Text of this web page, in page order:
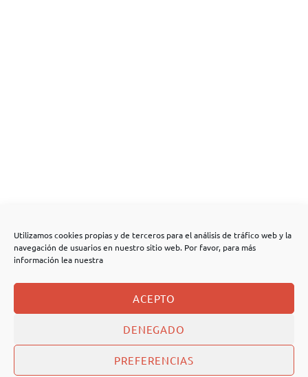
Utilizamos cookies propias y de terceros para el análisis de tráfico web y la
navegación de usuarios en nuestro sitio web. Por favor, para más
información lea nuestra
ACEPTO
DENEGADO
PREFERENCIAS